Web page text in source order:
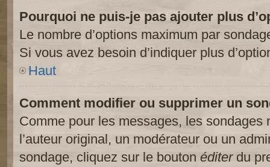
Pourquoi ne puis-je pas ajouter plus
Le nombre d’options maximum par
Si vous avez besoin d’indiquer plus
Haut
Comment modifier ou supprimer un
Comme pour les messages, les sondages
l’auteur original, un modérateur ou un
sondage, cliquez sur le bouton éditerdu